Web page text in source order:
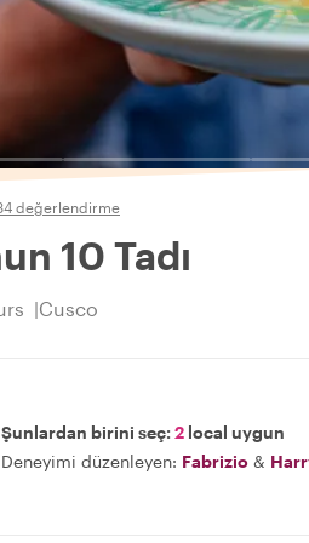
değerlendirme
10 Tadı
Cusco
Şunlardan birini seç:2 local uygun
Deneyimi düzenleyen: Fabrizio &